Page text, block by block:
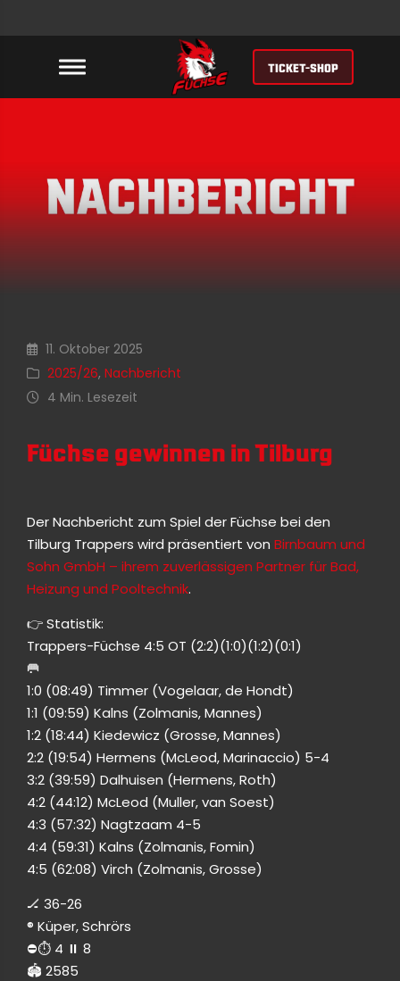
TICKET-SHOP
11. Oktober 2025
2025/26, Nachbericht
4 Min. Lesezeit
Füchse gewinnen in Tilburg
Der Nachbericht zum Spiel der Füchse bei den
Tilburg Trappers wird präsentiert von Birnbaum und
Sohn GmbH – ihrem zuverlässigen Partner für Bad,
Heizung und Pooltechnik.
👉 Statistik:
Trappers-Füchse 4:5 OT (2:2)(1:0)(1:2)(0:1)
🥅
1:0 (08:49) Timmer (Vogelaar, de Hondt)
1:1 (09:59) Kalns (Zolmanis, Mannes)
1:2 (18:44) Kiedewicz (Grosse, Mannes)
2:2 (19:54) Hermens (McLeod, Marinaccio) 5-4
3:2 (39:59) Dalhuisen (Hermens, Roth)
4:2 (44:12) McLeod (Muller, van Soest)
4:3 (57:32) Nagtzaam 4-5
4:4 (59:31) Kalns (Zolmanis, Fomin)
4:5 (62:08) Virch (Zolmanis, Grosse)
🏒 36-26
®️ Küper, Schrörs
⛔️⏱️ 4 ⏸️ 8
🏟 2585